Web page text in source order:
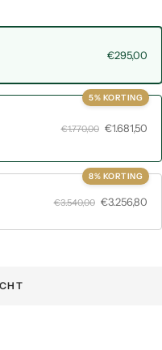
€295,00
5% KORTING
€1.770,00 €1.681,50
8% KORTING
€3.540,00 €3.256,80